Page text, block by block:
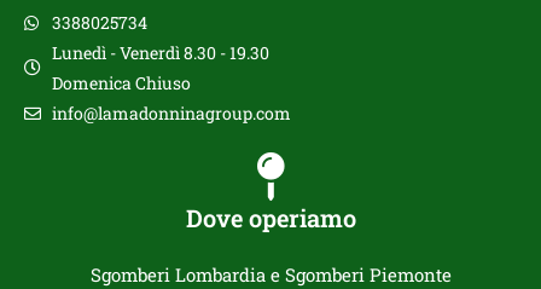
3388025734
Lunedì - Venerdì 8.30 - 19.30
Domenica Chiuso
info@lamadonninagroup.com
Dove operiamo
Sgomberi Lombardia e Sgomberi Piemonte